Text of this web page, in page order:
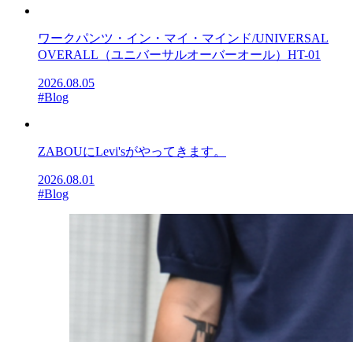
ワークパンツ・イン・マイ・マインド/UNIVERSAL
OVERALL（ユニバーサルオーバーオール）HT-01
2026.08.05
#Blog
ZABOUにLevi'sがやってきます。
2026.08.01
#Blog